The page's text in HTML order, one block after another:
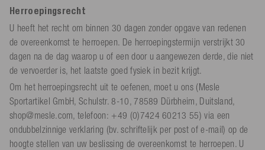
Herroepingsrecht
U heeft het recht om binnen 30 dagen zonder opgave van redenen
de overeenkomst te herroepen. De herroepingstermijn verstrijkt 30
dagen na de dag waarop u of een door u aangewezen derde, die niet
de vervoerder is, het laatste goed fysiek in bezit krijgt.
Om het herroepingsrecht uit te oefenen, moet u ons (Mesle
Sportartikel GmbH, Schulstr. 8-10, 78589 Dürbheim, Duitsland,
shop@mesle.com, telefoon: +49 (0)7424 60213 55) via een
ondubbelzinnige verklaring (bv. schriftelijk per post of e-mail) op de
hoogte stellen van uw beslissing de overeenkomst te herroepen. U